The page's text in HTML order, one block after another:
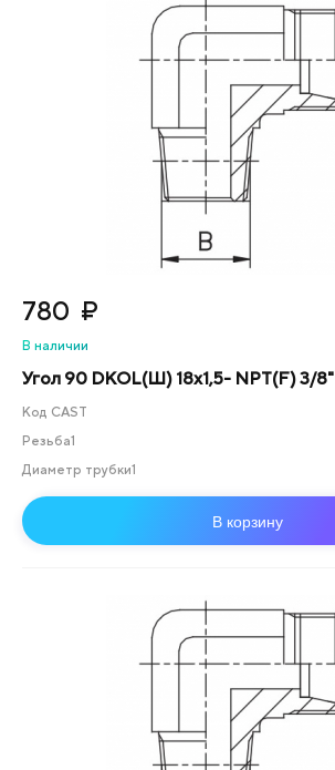
780 ₽
В наличии
Угол 90 DKOL(Ш) 18x1,5- NPT(F) 3/8"
Код CAST
Резьба1
Диаметр трубки1
В корзину